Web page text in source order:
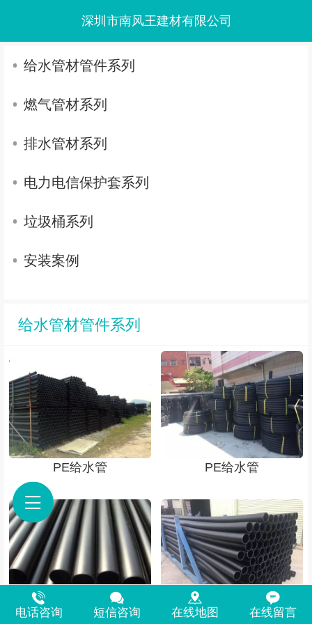
深圳市南风王建材有限公司
给水管材管件系列
燃气管材系列
排水管材系列
电力电信保护套系列
垃圾桶系列
安装案例
给水管材管件系列
PE给水管 PE给水管
钢丝网骨架管
钢丝网骨架管
电话咨询 短信咨询 在线地图 在线留言